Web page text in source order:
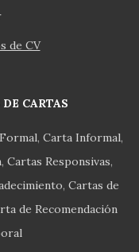
de CV
CARTAS
Carta Informal
Cartas Responsivas
Cartas de
de Recomendación